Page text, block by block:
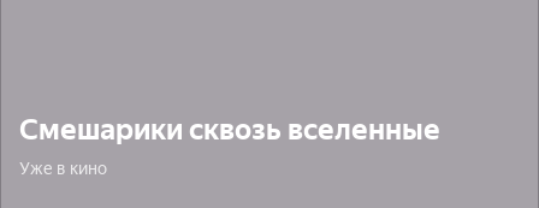
Смешарики сквозь вселенные
Уже в кино